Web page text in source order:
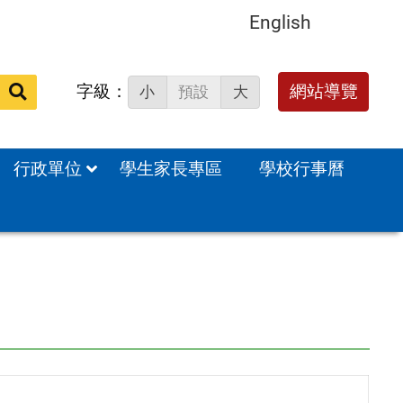
English
搜
字級： 小 預設 大 網站導覽
行政單位 學生家長專區 學校行事曆